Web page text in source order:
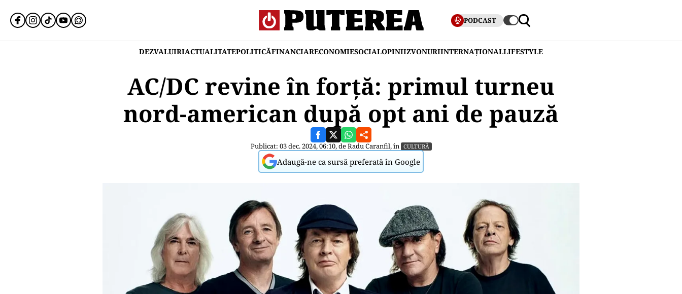
PODCAST
DEZVALUIRIACTUALITATEPOLITICĂFINANCIARECONOMIESOCIALOPINIIZVONURIINTERNAȚIONALLIFESTYLE
AC/DC revine în forță: primul turneu
nord-american după opt ani de pauză
Publicat: 03 dec. 2024, 06:10, deRadu Caranfil, în CULTURĂ
Adaugă-ne ca sursă preferată în Google